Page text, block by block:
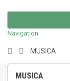
Navigation
MUSICA
MUSICA